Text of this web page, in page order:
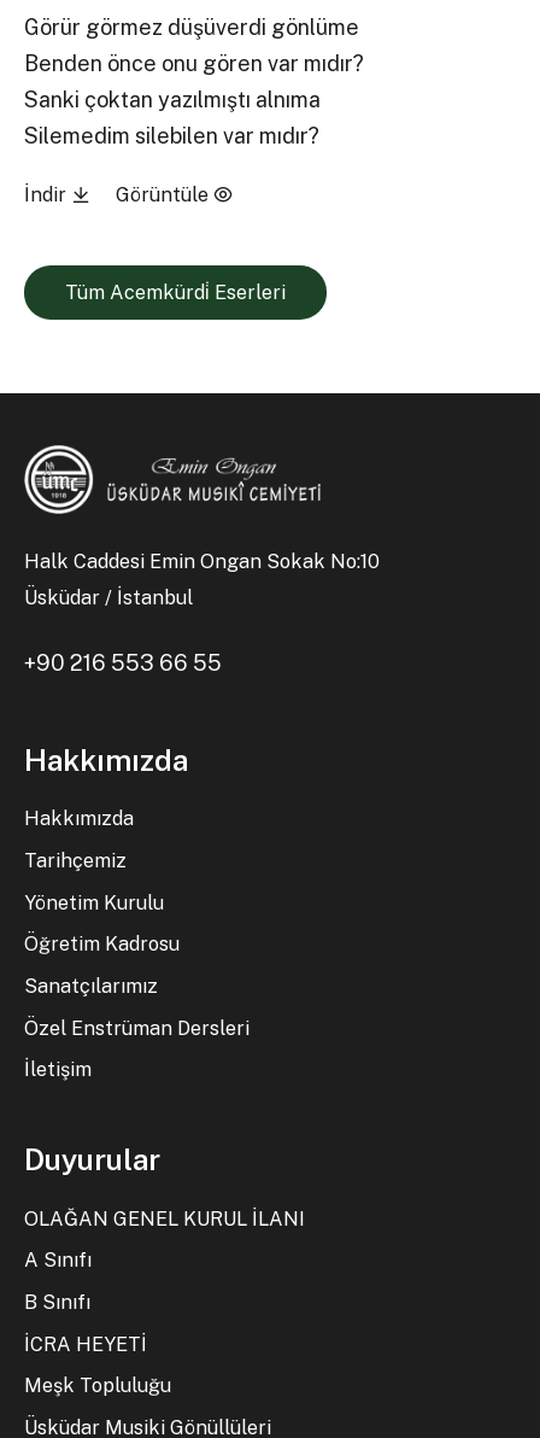
Görür görmez düşüverdi gönlüme
Benden önce onu gören var mıdır?
Sanki çoktan yazılmıştı alnıma
Silemedim silebilen var mıdır?
İndir Görüntüle
Tüm Acemkürdi̇ Eserleri
Halk Caddesi Emin Ongan Sokak No:10
Üsküdar / İstanbul
+90 216 553 66 55
Hakkımızda
Hakkımızda
Tarihçemiz
Yönetim Kurulu
Öğretim Kadrosu
Sanatçılarımız
Özel Enstrüman Dersleri
İletişim
Duyurular
OLAĞAN GENEL KURUL İLANI
A Sınıfı
B Sınıfı
İCRA HEYETİ
Meşk Topluluğu
Üsküdar Musiki Gönüllüleri